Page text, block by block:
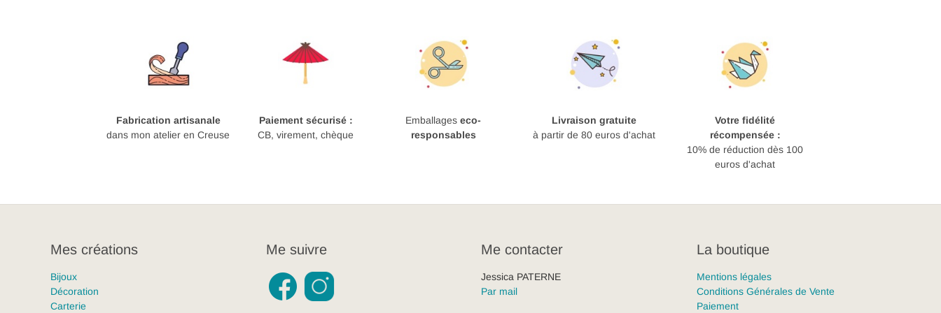
Fabrication artisanale
dans mon atelier en Creuse
Paiement sécurisé :
CB, virement, chèque
Emballages eco-
responsables
Livraison gratuite
à partir de 80 euros d'achat
Votre fidélité
récompensée :
10% de réduction dès 100
euros d'achat
Mes créations
Bijoux
Décoration
Carterie
Me suivre Me contacter
Jessica PATERNE
Par mail
La boutique
Mentions légales
Conditions Générales de Vente
Paiement